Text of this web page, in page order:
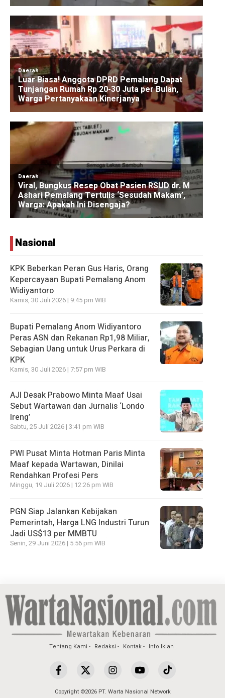
Nasional
KPK Beberkan Peran Gus Haris, Orang
Kepercayaan Bupati Pemalang Anom
Widiyantoro
Kamis, 30 Juli 2026 | 9:45 pm WIB
Bupati Pemalang Anom Widiyantoro
Peras ASN dan Rekanan Rp1,98 Miliar,
Sebagian Uang untuk Urus Perkara di
KPK
Kamis, 30 Juli 2026 | 7:57 pm WIB
AJI Desak Prabowo Minta Maaf Usai
Sebut Wartawan dan Jurnalis ‘Londo
Ireng’
Sabtu, 25 Juli 2026 | 3:41 pm WIB
PWI Pusat Minta Hotman Paris Minta
Maaf kepada Wartawan, Dinilai
Rendahkan Profesi Pers
Minggu, 19 Juli 2026 | 12:26 pm WIB
PGN Siap Jalankan Kebijakan
Pemerintah, Harga LNG Industri Turun
Jadi US$13 per MMBTU
Senin, 29 Juni 2026 | 5:56 pm WIB
Tentang Kami Redaksi Kontak Info Iklan
Copyright ©2026 PT. Warta Nasional Network